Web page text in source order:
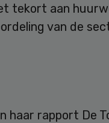
tekort aan
van de
haar rapport De